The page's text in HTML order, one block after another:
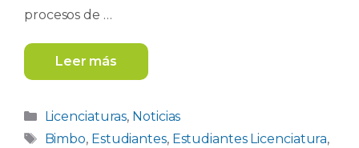
procesos de …
Leer más
Categorías
Licenciaturas, Noticias
Etiquetas
Bimbo, Estudiantes, Estudiantes Licenciatura,